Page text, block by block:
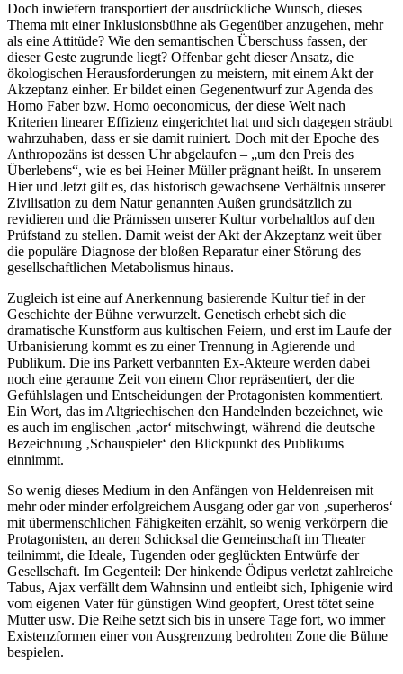
Doch inwiefern transportiert der ausdrückliche Wunsch, dieses
Thema mit einer Inklusionsbühne als Gegenüber anzugehen, mehr
als eine Attitüde? Wie den semantischen Überschuss fassen, der
dieser Geste zugrunde liegt? Offenbar geht dieser Ansatz, die
ökologischen Herausforderungen zu meistern, mit einem Akt der
Akzeptanz einher. Er bildet einen Gegenentwurf zur Agenda des
Homo Faber bzw. Homo oeconomicus, der diese Welt nach
Kriterien linearer Effizienz eingerichtet hat und sich dagegen sträubt
wahrzuhaben, dass er sie damit ruiniert. Doch mit der Epoche des
Anthropozäns ist dessen Uhr abgelaufen – „um den Preis des
Überlebens“, wie es bei Heiner Müller prägnant heißt. In unserem
Hier und Jetzt gilt es, das historisch gewachsene Verhältnis unserer
Zivilisation zu dem Natur genannten Außen grundsätzlich zu
revidieren und die Prämissen unserer Kultur vorbehaltlos auf den
Prüfstand zu stellen. Damit weist der Akt der Akzeptanz weit über
die populäre Diagnose der bloßen Reparatur einer Störung des
gesellschaftlichen Metabolismus hinaus.
Zugleich ist eine auf Anerkennung basierende Kultur tief in der
Geschichte der Bühne verwurzelt. Genetisch erhebt sich die
dramatische Kunstform aus kultischen Feiern, und erst im Laufe der
Urbanisierung kommt es zu einer Trennung in Agierende und
Publikum. Die ins Parkett verbannten Ex-Akteure werden dabei
noch eine geraume Zeit von einem Chor repräsentiert, der die
Gefühlslagen und Entscheidungen der Protagonisten kommentiert.
Ein Wort, das im Altgriechischen den Handelnden bezeichnet, wie
es auch im englischen ‚actor‘ mitschwingt, während die deutsche
Bezeichnung ‚Schauspieler‘ den Blickpunkt des Publikums
einnimmt.
So wenig dieses Medium in den Anfängen von Heldenreisen mit
mehr oder minder erfolgreichem Ausgang oder gar von ‚superheros‘
mit übermenschlichen Fähigkeiten erzählt, so wenig verkörpern die
Protagonisten, an deren Schicksal die Gemeinschaft im Theater
teilnimmt, die Ideale, Tugenden oder geglückten Entwürfe der
Gesellschaft. Im Gegenteil: Der hinkende Ödipus verletzt zahlreiche
Tabus, Ajax verfällt dem Wahnsinn und entleibt sich, Iphigenie wird
vom eigenen Vater für günstigen Wind geopfert, Orest tötet seine
Mutter usw. Die Reihe setzt sich bis in unsere Tage fort, wo immer
Existenzformen einer von Ausgrenzung bedrohten Zone die Bühne
bespielen.